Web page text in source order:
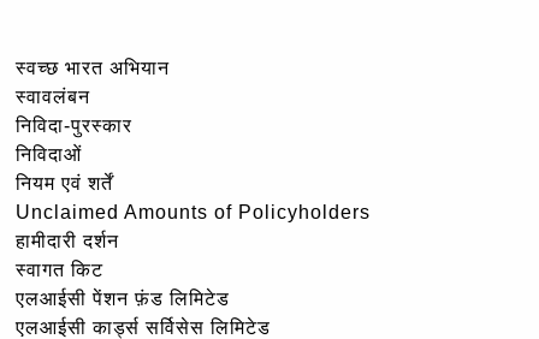
स्वच्छ भारत अभियान
स्वावलंबन
निविदा-पुरस्कार
निविदाओं
नियम एवं शर्तें
Unclaimed Amounts of Policyholders
हामीदारी दर्शन
स्वागत किट
एलआईसी पेंशन फ़ंड लिमिटेड
एलआईसी कार्ड्स सर्विसेस लिमिटेड